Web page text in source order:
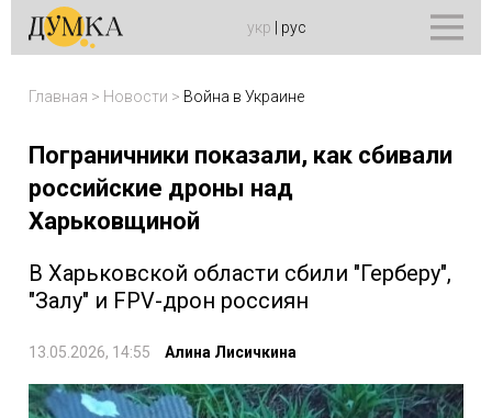
укр рус
Главная > Новости > Война в Украине
Пограничники показали, как сбивали
российские дроны над
Харьковщиной
В Харьковской области сбили "Герберу",
"Залу" и FPV-дрон россиян
13.05.2026, 14:55 Алина Лисичкина